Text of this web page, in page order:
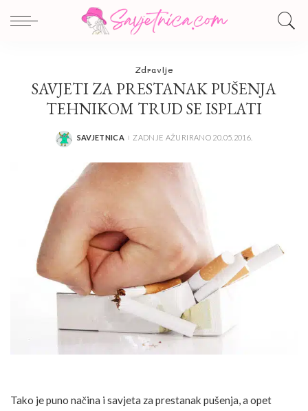
Zdravlje
SAVJETI ZA PRESTANAK PUŠENJA
TEHNIKOM TRUD SE ISPLATI
POSTED
SAVJETNICA ZADNJE AŽURIRANO 20.05.2016.
Tako je puno načina i savjeta za prestanak pušenja, a opet